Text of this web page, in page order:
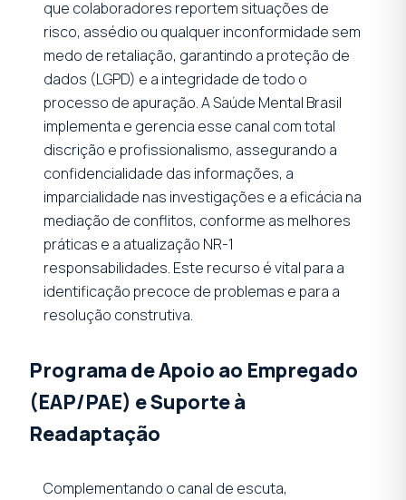
que colaboradores reportem situações de
risco, assédio ou qualquer inconformidade sem
medo de retaliação, garantindo a proteção de
dados (LGPD) e a integridade de todo o
processo de apuração. A Saúde Mental Brasil
implementa e gerencia esse canal com total
discrição e profissionalismo, assegurando a
confidencialidade das informações, a
imparcialidade nas investigações e a eficácia na
mediação de conflitos, conforme as melhores
práticas e a atualização NR-1
responsabilidades. Este recurso é vital para a
identificação precoce de problemas e para a
resolução construtiva.
Programa de Apoio ao Empregado
(EAP/PAE) e Suporte à
Readaptação
Complementando o canal de escuta,